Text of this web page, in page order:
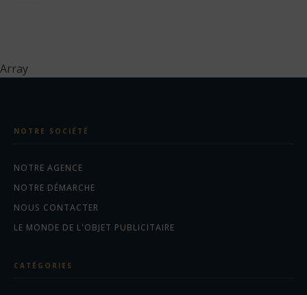
Array
NOTRE SOCIÉTÉ
NOTRE AGENCE
NOTRE DÉMARCHE
NOUS CONTACTER
LE MONDE DE L'OBJET PUBLICITAIRE
CATÉGORIES